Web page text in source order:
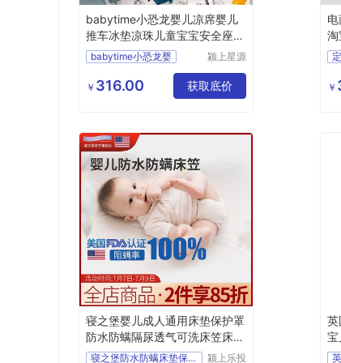
babytime小恐龙婴儿凉席婴儿
推车冰垫凉珠儿童宝宝安全座椅
通用夏
babytime小恐龙婴
颍上星源
有限公司
￥ 316.00 获取底价
淘
￥
寝之堡婴儿成人通用床垫保护罩
防水防螨隔尿透气可洗床笠床垫
罩
寝之堡防水防螨床垫保护罩 颍上乐投
英
宝
通